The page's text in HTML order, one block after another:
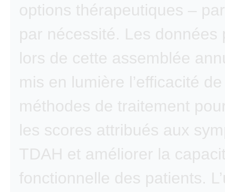
options thérapeutiques –
par nécessité. Les données
lors de cette assemblée
mis en lumière l’efficacité
méthodes de traitement
les scores attribués aux
TDAH et améliorer la
fonctionnelle des patients.